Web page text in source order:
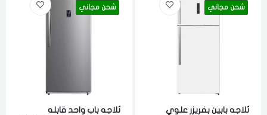
شحن مجاني
ثلاجه بابين بفريزر علوي
شحن مجاني
ثلاجه باب واحد قابله
اختر المدينة